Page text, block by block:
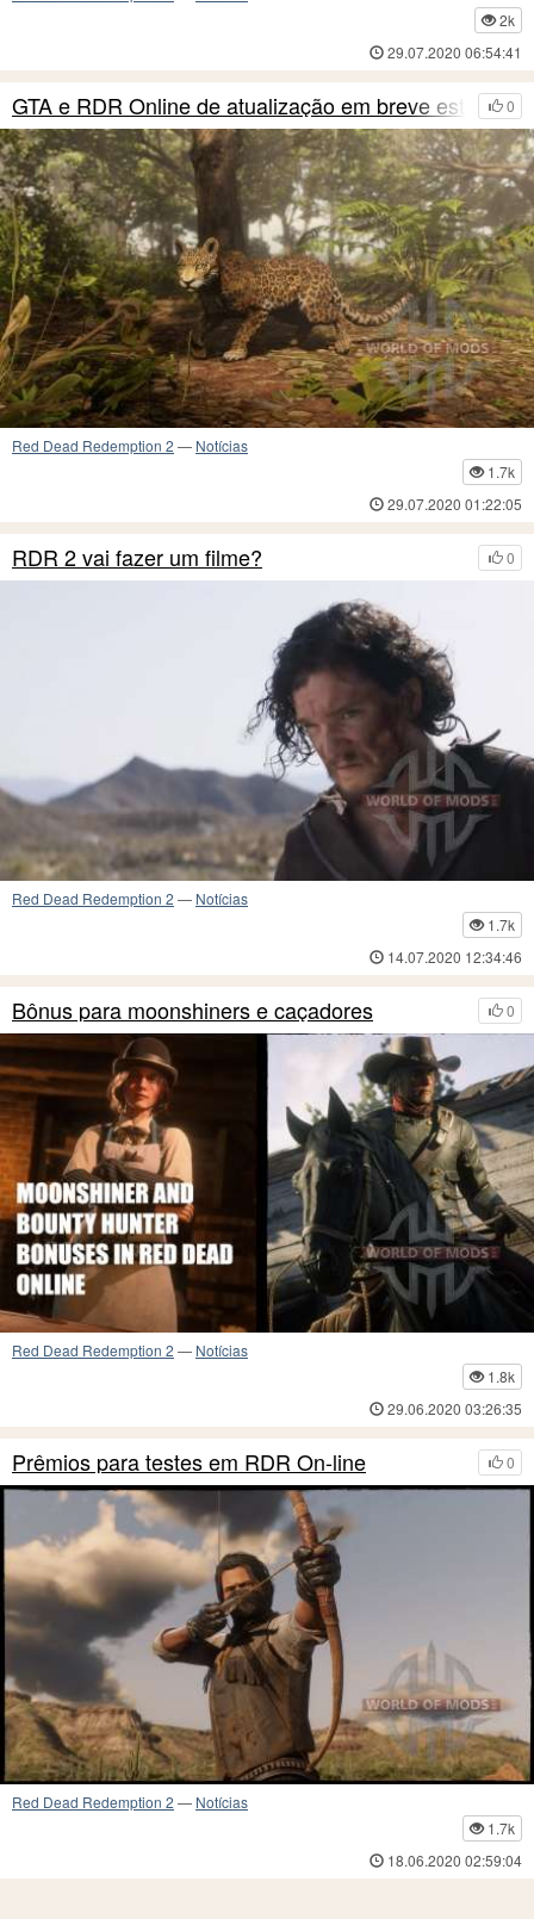
2k
29.07.2020 06:54:41
0
GTA e RDR Online de atualização em breve estará
Red Dead Redemption 2 — Notícias
1.7k
29.07.2020 01:22:05
0
RDR 2 vai fazer um filme?
Red Dead Redemption 2 — Notícias
1.7k
14.07.2020 12:34:46
0
Bônus para moonshiners e caçadores
Red Dead Redemption 2 — Notícias
1.8k
29.06.2020 03:26:35
0
Prêmios para testes em RDR On-line
Red Dead Redemption 2 — Notícias
1.7k
18.06.2020 02:59:04